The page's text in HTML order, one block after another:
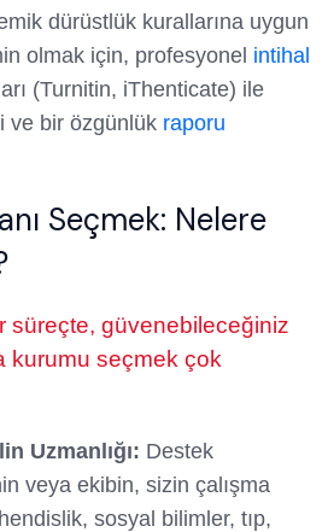
dürüstlük kurallarına uygun
olmak için, profesyonel intihal
(Turnitin, iThenticate) ile
ve bir özgünlük raporu
Seçmek: Nelere
süreçte, güvenebileceğiniz
kurumu seçmek çok
Uzmanlığı: Destek
veya ekibin, sizin çalışma
sosyal bilimler, tıp,